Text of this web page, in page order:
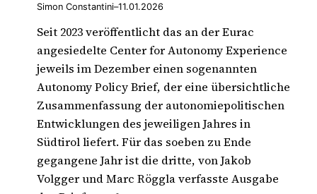
Simon Constantini–11.01.2026
Seit 2023 veröffentlicht das an der Eurac
angesiedelte Center for Autonomy Experience
jeweils im Dezember einen sogenannten
Autonomy Policy Brief, der eine übersichtliche
Zusammenfassung der autonomiepolitischen
Entwicklungen des jeweiligen Jahres in
Südtirol liefert. Für das soeben zu Ende
gegangene Jahr ist die dritte, von Jakob
Volgger und Marc Röggla verfasste Ausgabe